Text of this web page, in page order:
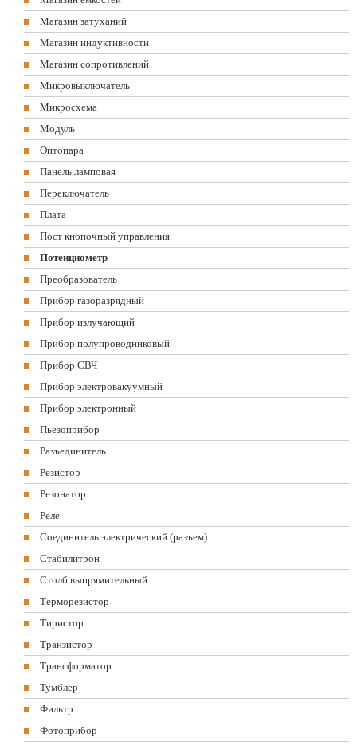
Магазин затуханий
Магазин индуктивности
Магазин сопротивлений
Микровыключатель
Микросхема
Модуль
Оптопара
Панель ламповая
Переключатель
Плата
Пост кнопочный управления
Потенциометр
Преобразователь
Прибор газоразрядный
Прибор излучающий
Прибор полупроводниковый
Прибор СВЧ
Прибор электровакуумный
Прибор электронный
Пьезоприбор
Разъединитель
Резистор
Резонатор
Реле
Соединитель электрический (разъем)
Стабилитрон
Столб выпрямительный
Терморезистор
Тиристор
Транзистор
Трансформатор
Тумблер
Фильтр
Фотоприбор